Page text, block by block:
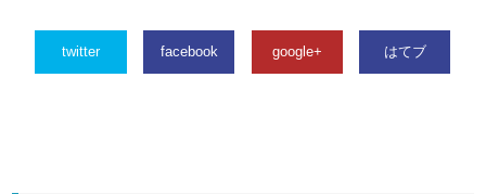
twitter facebook google+ はてブ